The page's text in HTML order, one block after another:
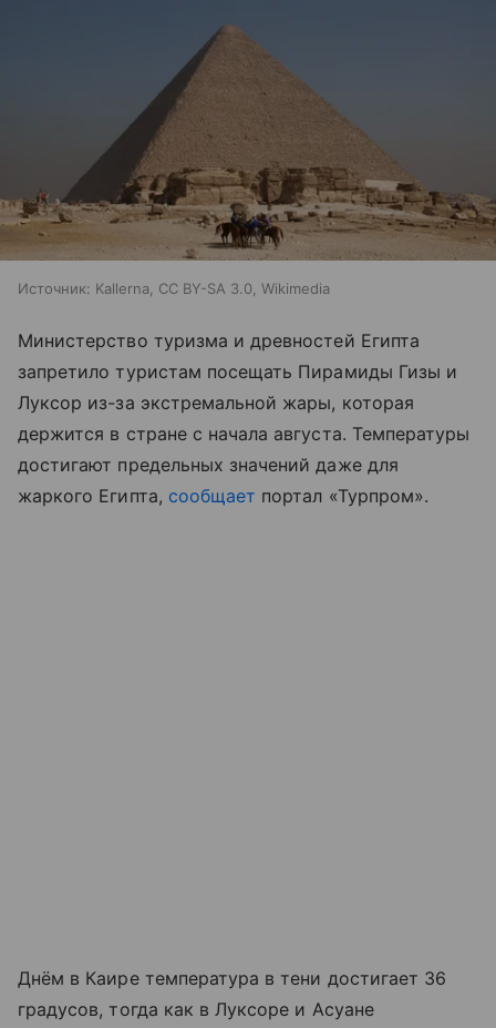
Источник: Kallerna, CC BY-SA 3.0, Wikimedia
Министерство туризма и древностей Египта
запретило туристам посещать Пирамиды Гизы и
Луксор из-за экстремальной жары, которая
держится в стране с начала августа. Температуры
достигают предельных значений даже для
жаркого Египта, сообщает портал «Турпром».
Днём в Каире температура в тени достигает 36
градусов, тогда как в Луксоре и Асуане